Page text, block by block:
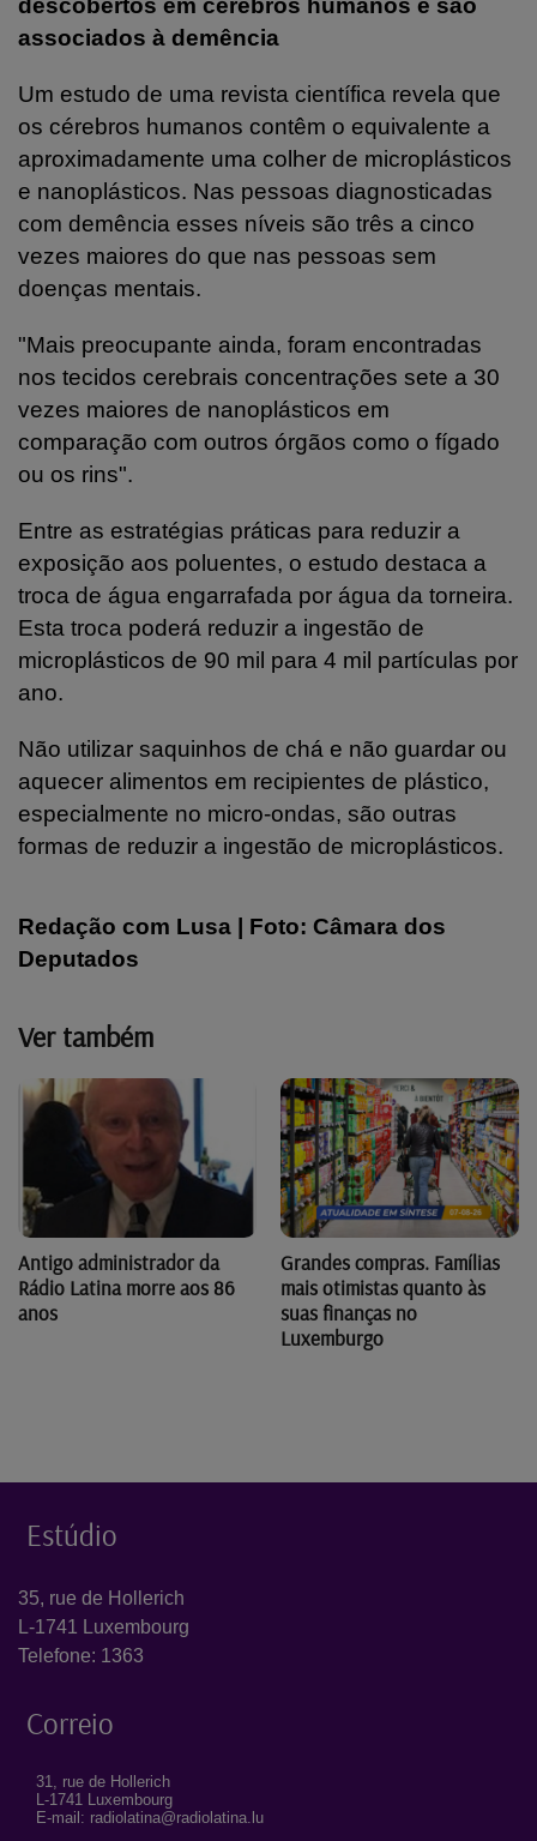
descobertos em cérebros humanos e são
associados à demência
Um estudo de uma revista científica revela que
os cérebros humanos contêm o equivalente a
aproximadamente uma colher de microplásticos
e nanoplásticos. Nas pessoas diagnosticadas
com demência esses níveis são três a cinco
vezes maiores do que nas pessoas sem
doenças mentais.
"Mais preocupante ainda, foram encontradas
nos tecidos cerebrais concentrações sete a 30
vezes maiores de nanoplásticos em
comparação com outros órgãos como o fígado
ou os rins".
Entre as estratégias práticas para reduzir a
exposição aos poluentes, o estudo destaca a
troca de água engarrafada por água da torneira.
Esta troca poderá reduzir a ingestão de
microplásticos de 90 mil para 4 mil partículas por
ano.
Não utilizar saquinhos de chá e não guardar ou
aquecer alimentos em recipientes de plástico,
especialmente no micro-ondas, são outras
formas de reduzir a ingestão de microplásticos.
Redação com Lusa | Foto: Câmara dos
Deputados
Ver também
Antigo administrador da
Rádio Latina morre aos 86
anos
Grandes compras. Famílias
mais otimistas quanto às
suas finanças no
Luxemburgo
Estúdio
35, rue de Hollerich
L-1741 Luxembourg
Telefone: 1363
Correio
31, rue de Hollerich
L-1741 Luxembourg
E-mail: radiolatina@radiolatina.lu